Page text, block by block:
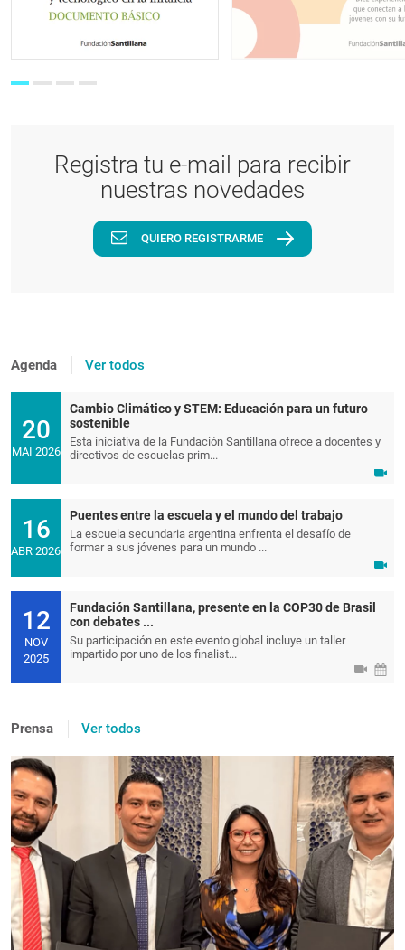
Registra tu e-mail para recibir
nuestras novedades
QUIERO REGISTRARME
Agenda Ver todos
20
MAI 2026
Cambio Climático y STEM: Educación para un futuro
sostenible
Esta iniciativa de la Fundación Santillana ofrece a docentes y
directivos de escuelas prim...
16
ABR 2026
Puentes entre la escuela y el mundo del trabajo
La escuela secundaria argentina enfrenta el desafío de
formar a sus jóvenes para un mundo ...
12
NOV
2025
Fundación Santillana, presente en la COP30 de Brasil
con debates ...
Su participación en este evento global incluye un taller
impartido por uno de los finalist...
Prensa Ver todos